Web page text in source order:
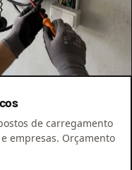
de carregamento
empresas. Orçamento